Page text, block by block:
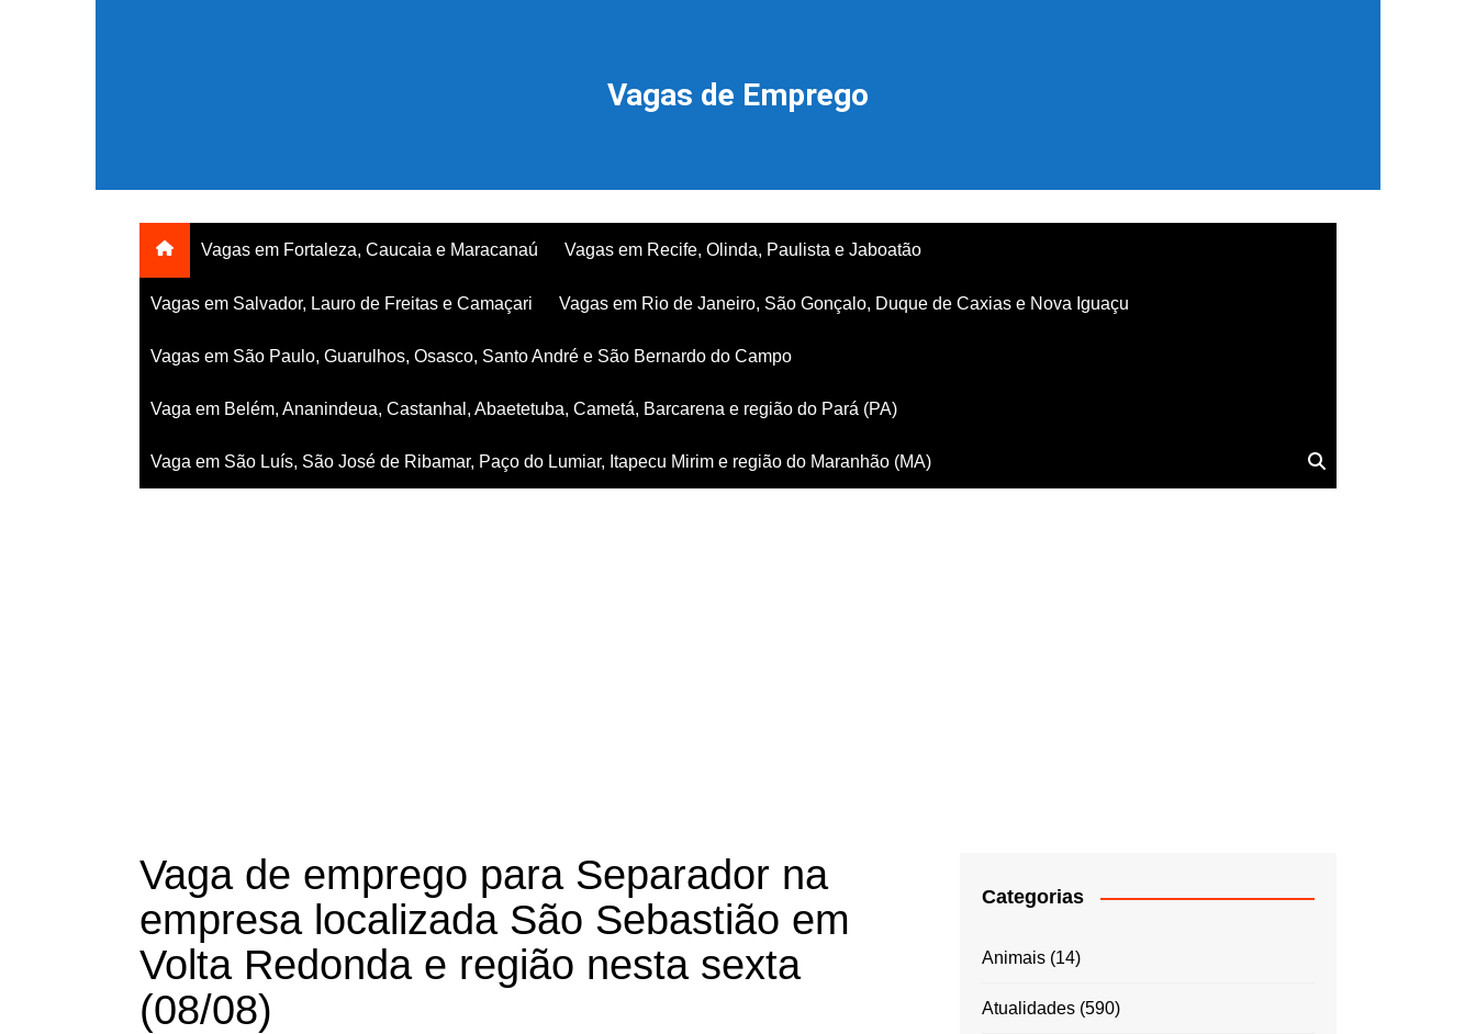
Vagas de Emprego
Vagas em Fortaleza, Caucaia e Maracanaú Vagas em Recife, Olinda, Paulista e Jaboatão
Vagas em Salvador, Lauro de Freitas e Camaçari Vagas em Rio de Janeiro, São Gonçalo, Duque de Caxias e Nova Iguaçu
Vagas em São Paulo, Guarulhos, Osasco, Santo André e São Bernardo do Campo
Vaga em Belém, Ananindeua, Castanhal, Abaetetuba, Cametá, Barcarena e região do Pará (PA)
Vaga em São Luís, São José de Ribamar, Paço do Lumiar, Itapecu Mirim e região do Maranhão (MA)
Vaga de emprego para Separador na
empresa localizada São Sebastião em
Volta Redonda e região nesta sexta
(08/08)
Categorias
Animais(14)
Atualidades(590)